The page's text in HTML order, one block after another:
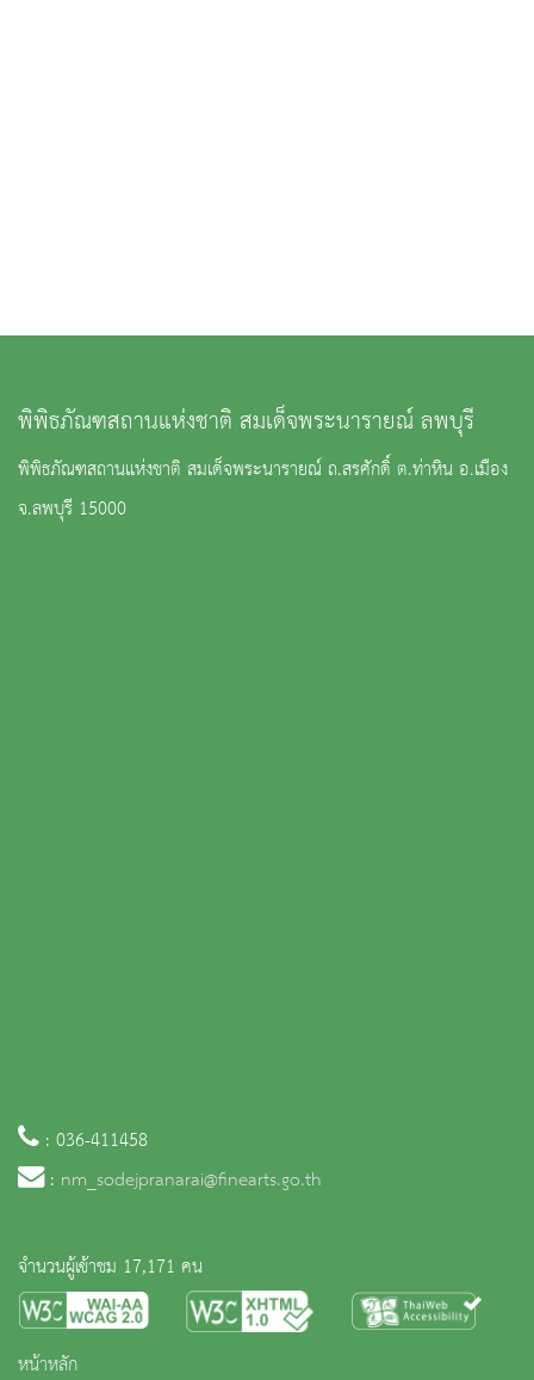
พิพิธภัณฑสถานแห่งชาติ สมเด็จพระนารายณ์ ลพบุรี
พิพิธภัณฑสถานแห่งชาติ สมเด็จพระนารายณ์ ถ.สรศักดิ์ ต.ท่าหิน อ.เมือง
จ.ลพบุรี 15000
: 036-411458
: nm_sodejpranarai@finearts.go.th
จำนวนผู้เข้าชม 17,171 คน
หน้าหลัก